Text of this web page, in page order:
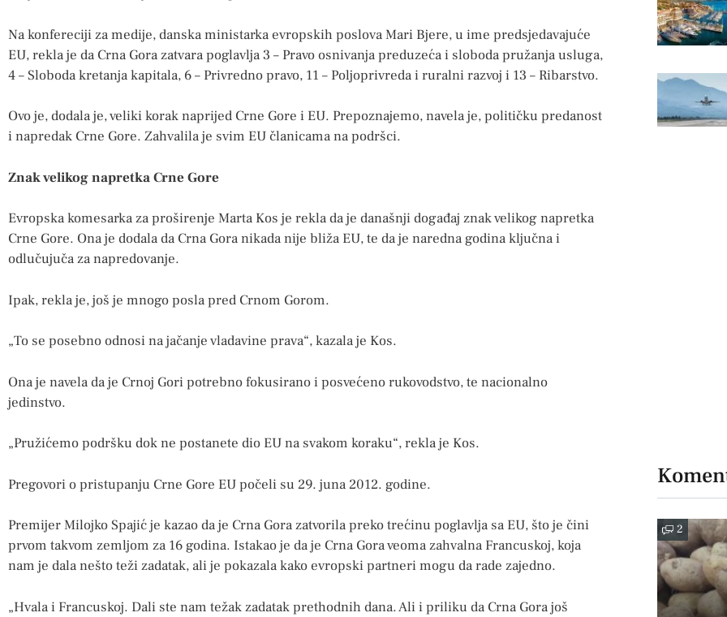
Na konfereciji za medije, danska ministarka evropskih poslova Mari Bjere, u ime predsjedavajuće
EU, rekla je da Crna Gora zatvara poglavlja 3 – Pravo osnivanja preduzeća i sloboda pružanja usluga,
4 – Sloboda kretanja kapitala, 6 – Privredno pravo, 11 – Poljoprivreda i ruralni razvoj i 13 – Ribarstvo.
Ovo je, dodala je, veliki korak naprijed Crne Gore i EU. Prepoznajemo, navela je, političku predanost
i napredak Crne Gore. Zahvalila je svim EU članicama na podršci.
Znak velikog napretka Crne Gore
Evropska komesarka za proširenje Marta Kos je rekla da je današnji događaj znak velikog napretka
Crne Gore. Ona je dodala da Crna Gora nikada nije bliža EU, te da je naredna godina ključna i
odlučujuča za napredovanje.
Ipak, rekla je, još je mnogo posla pred Crnom Gorom.
„To se posebno odnosi na jačanje vladavine prava“, kazala je Kos.
Ona je navela da je Crnoj Gori potrebno fokusirano i posvećeno rukovodstvo, te nacionalno
jedinstvo.
„Pružićemo podršku dok ne postanete dio EU na svakom koraku“, rekla je Kos.
Pregovori o pristupanju Crne Gore EU počeli su 29. juna 2012. godine.
Premijer Milojko Spajić je kazao da je Crna Gora zatvorila preko trećinu poglavlja sa EU, što je čini
prvom takvom zemljom za 16 godina. Istakao je da je Crna Gora veoma zahvalna Francuskoj, koja
nam je dala nešto teži zadatak, ali je pokazala kako evropski partneri mogu da rade zajedno.
„Hvala i Francuskoj. Dali ste nam težak zadatak prethodnih dana. Ali i priliku da Crna Gora još
2